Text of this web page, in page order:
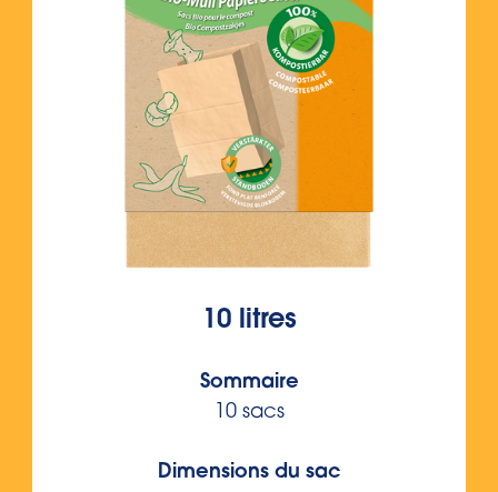
10 litres
Sommaire
10 sacs
Dimensions du sac